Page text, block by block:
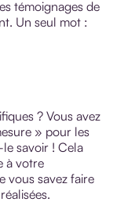
témoignages de
Un seul mot :
? Vous avez
» pour les
le savoir ! Cela
à votre
vous savez faire